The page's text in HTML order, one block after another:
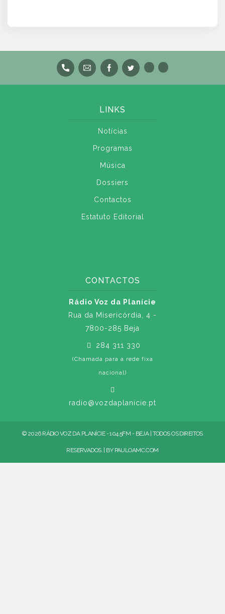
LINKS
Notícias
Programas
Música
Dossiers
Contactos
Estatuto Editorial
CONTACTOS
Rádio Voz da Planície
Rua da Misericórdia, 4 -
7800-285 Beja
284 311 330
(Chamada para a rede fixa
nacional)
radio@vozdaplanicie.pt
© 2026 RÁDIO VOZ DA PLANÍCIE - 104.5FM - BEJA | TODOS OS DIREITOS
RESERVADOS. | BY PAULOAMC.COM